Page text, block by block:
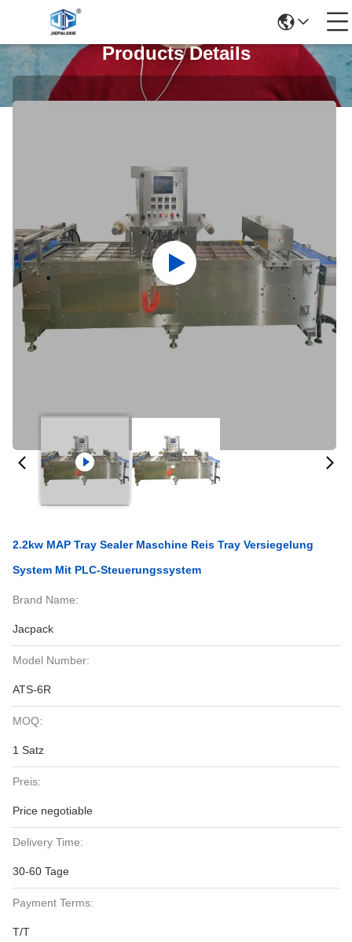
Products Details
2.2kw MAP Tray Sealer Maschine Reis Tray Versiegelung
System Mit PLC-Steuerungssystem
Brand Name:
Jacpack
Model Number:
ATS-6R
MOQ:
1 Satz
Preis:
Price negotiable
Delivery Time:
30-60 Tage
Payment Terms:
T/T